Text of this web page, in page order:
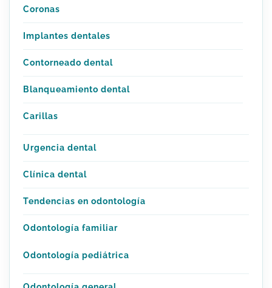
Coronas
Implantes dentales
Contorneado dental
Blanqueamiento dental
Carillas
Urgencia dental
Clínica dental
Tendencias en odontología
Odontología familiar
Odontología pediátrica